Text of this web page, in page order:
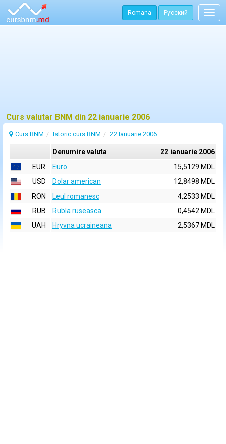
Romana Русский
Curs valutar BNM din 22 ianuarie 2006
Curs BNM Istoric curs BNM 22 Ianuarie 2006
Denumire valuta
22 ianuarie 2006
EUR
Euro
15,5129 MDL
USD
Dolar american
12,8498 MDL
RON
Leul romanesc
4,2533 MDL
RUB
Rubla ruseasca
0,4542 MDL
UAH
Hryvna ucraineana 2,5367 MDL